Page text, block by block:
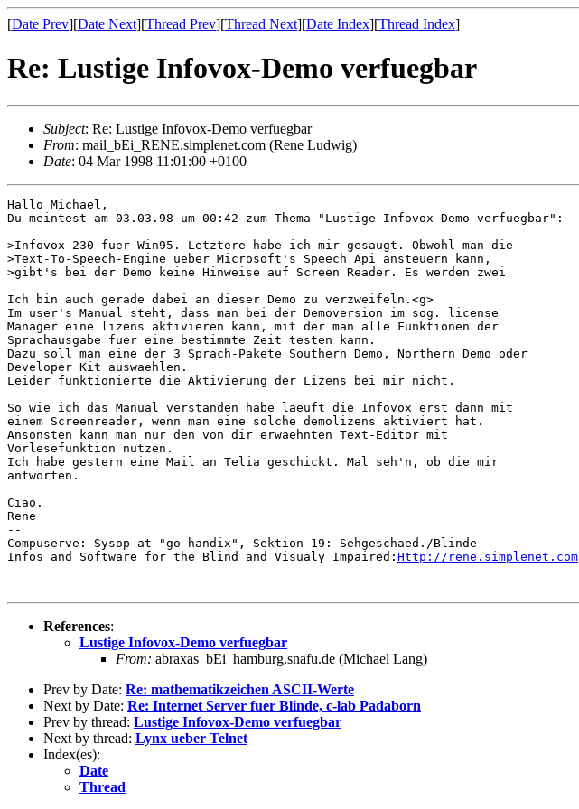
[Date Prev][Date Next][Thread Prev][Thread Next][Date Index][Thread Index]
Re: Lustige Infovox-Demo verfuegbar
Subject: Re: Lustige Infovox-Demo verfuegbar
From: mail_bEi_RENE.simplenet.com (Rene Ludwig)
Date: 04 Mar 1998 11:01:00 +0100
Hallo Michael,
Du meintest am 03.03.98 um 00:42 zum Thema "Lustige Infovox-Demo verfuegbar":
>Infovox 230 fuer Win95. Letztere habe ich mir gesaugt. Obwohl man die
>Text-To-Speech-Engine ueber Microsoft's Speech Api ansteuern kann,
>gibt's bei der Demo keine Hinweise auf Screen Reader. Es werden zwei
Ich bin auch gerade dabei an dieser Demo zu verzweifeln.<g>
Im user's Manual steht, dass man bei der Demoversion im sog. license
Manager eine lizens aktivieren kann, mit der man alle Funktionen der
Sprachausgabe fuer eine bestimmte Zeit testen kann.
Dazu soll man eine der 3 Sprach-Pakete Southern Demo, Northern Demo oder
Developer Kit auswaehlen.
Leider funktionierte die Aktivierung der Lizens bei mir nicht.
So wie ich das Manual verstanden habe laeuft die Infovox erst dann mit
einem Screenreader, wenn man eine solche demolizens aktiviert hat.
Ansonsten kann man nur den von dir erwaehnten Text-Editor mit
Vorlesefunktion nutzen.
Ich habe gestern eine Mail an Telia geschickt. Mal seh'n, ob die mir
antworten.
Ciao.
Rene
--
Compuserve: Sysop at "go handix", Sektion 19: Sehgeschaed./Blinde
Infos and Software for the Blind and Visualy Impaired: Http://rene.simplenet.com
References:
Lustige Infovox-Demo verfuegbar
From: abraxas_bEi_hamburg.snafu.de (Michael Lang)
Prev by Date: Re: mathematikzeichen ASCII-Werte
Next by Date: Re: Internet Server fuer Blinde, c-lab Padaborn
Prev by thread: Lustige Infovox-Demo verfuegbar
Next by thread: Lynx ueber Telnet
Index(es):
Date
Thread